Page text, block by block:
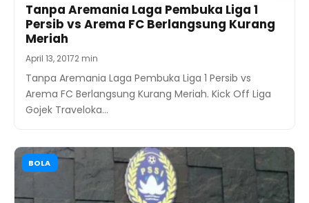
Tanpa Aremania Laga Pembuka Liga 1
Persib vs Arema FC Berlangsung Kurang
Meriah
April 13, 20172 min
Tanpa Aremania Laga Pembuka Liga 1 Persib vs
Arema FC Berlangsung Kurang Meriah. Kick Off Liga
Gojek Traveloka…
BOLA